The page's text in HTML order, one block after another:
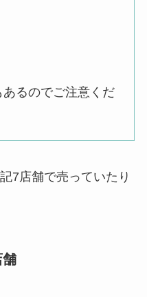
るのでご注意くだ
7店舗で売っていたり
舗